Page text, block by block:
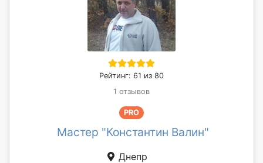
Рейтинг: 61 из 80
1 отзывов
PRO
Мастер "Константин Валин"
Днепр